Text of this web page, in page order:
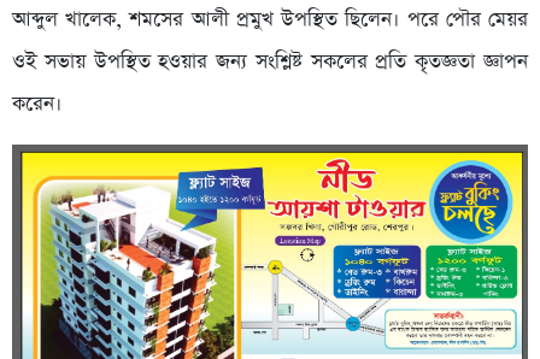
আব্দুল খালেক, শমসের আলী প্রমুখ উপস্থিত ছিলেন। পরে পৌর মেয়র
ওই সভায় উপস্থিত হওয়ার জন্য সংশ্লিষ্ট সকলের প্রতি কৃতজ্ঞতা জ্ঞাপন
করেন।